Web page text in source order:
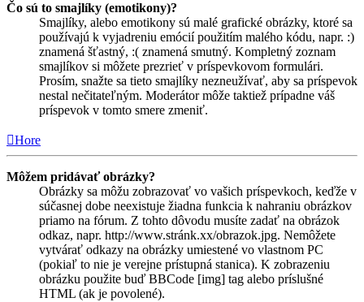
Čo sú to smajlíky (emotikony)?
Smajlíky, alebo emotikony sú malé grafické obrázky, ktoré sa
používajú k vyjadreniu emócií použitím malého kódu, napr. :)
znamená šťastný, :( znamená smutný. Kompletný zoznam
smajlíkov si môžete prezrieť v príspevkovom formulári.
Prosím, snažte sa tieto smajlíky nezneužívať, aby sa príspevok
nestal nečitateľným. Moderátor môže taktiež prípadne váš
príspevok v tomto smere zmeniť.
Hore
Môžem pridávať obrázky?
Obrázky sa môžu zobrazovať vo vašich príspevkoch, keďže v
súčasnej dobe neexistuje žiadna funkcia k nahraniu obrázkov
priamo na fórum. Z tohto dôvodu musíte zadať na obrázok
odkaz, napr. http://www.stránk.xx/obrazok.jpg. Nemôžete
vytvárať odkazy na obrázky umiestené vo vlastnom PC
(pokiaľ to nie je verejne prístupná stanica). K zobrazeniu
obrázku použite buď BBCode [img] tag alebo príslušné
HTML (ak je povolené).